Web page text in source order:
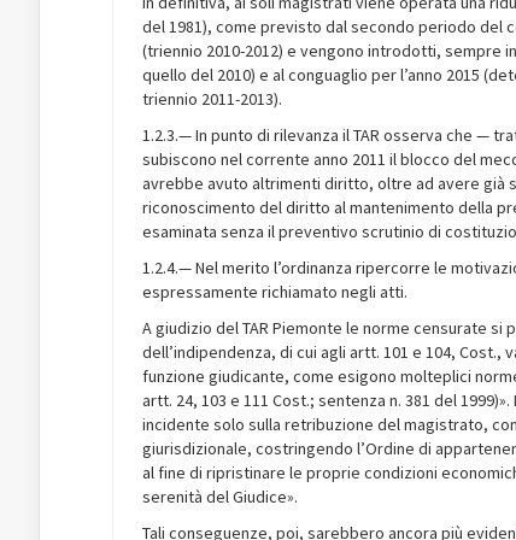
del 1981), come previsto dal secondo periodo del
(triennio 2010-2012) e vengono introdotti, sempre
quello del 2010) e al conguaglio per l’anno 2015
triennio 2011-2013).
1.2.3.— In punto di rilevanza il TAR osserva che —
subiscono nel corrente anno 2011 il blocco del
avrebbe avuto altrimenti diritto, oltre ad avere già
riconoscimento del diritto al mantenimento della
esaminata senza il preventivo scrutinio di
1.2.4.— Nel merito l’ordinanza ripercorre le
espressamente richiamato negli atti.
A giudizio del TAR Piemonte le norme censurate
dell’indipendenza, di cui agli artt. 101 e 104,
funzione giudicante, come esigono molteplici
artt. 24, 103 e 111 Cost.; sentenza n. 381 del
incidente solo sulla retribuzione del magistrato,
giurisdizionale, costringendo l’Ordine di
al fine di ripristinare le proprie condizioni
serenità del Giudice».
Tali conseguenze, poi, sarebbero ancora più